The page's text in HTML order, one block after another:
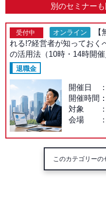
別のセミナー
受付中 オンライン
【
れる!?経営者が知っておく
の活用法（10時・14時開催
退職金
開催日
開催時間：
対象
会場
このカテゴリー